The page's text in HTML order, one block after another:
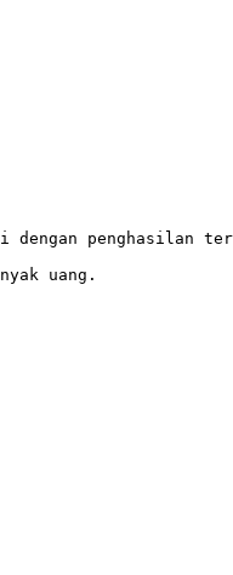
dengan penghasilan
uang.